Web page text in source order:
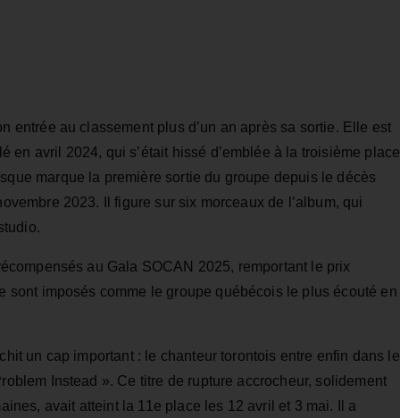
entrée au classement plus d’un an après sa sortie. Elle est
en avril 2024, qui s’était hissé d’emblée à la troisième place
marque la première sortie du groupe depuis le décès
2023. Il figure sur six morceaux de l’album, qui
au Gala SOCAN 2025, remportant le prix
sont imposés comme le groupe québécois le plus écouté en
un cap important : le chanteur torontois entre enfin dans le
Instead ». Ce titre de rupture accrocheur, solidement
avait atteint la 11e place les 12 avril et 3 mai. Il a